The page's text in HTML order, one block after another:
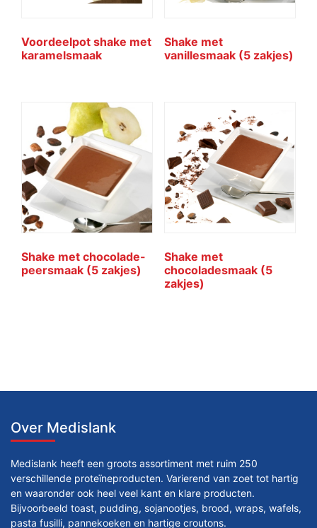
Voordeelpot shake met
karamelsmaak
Shake met
vanillesmaak (5 zakjes)
Shake met chocolade-
peersmaak (5 zakjes)
Shake met
chocoladesmaak (5
zakjes)
Over Medislank
Medislank heeft een groots assortiment met ruim 250
verschillende proteïneproducten. Varierend van zoet tot hartig
en waaronder ook heel veel kant en klare producten.
Bijvoorbeeld toast, pudding, sojanootjes, brood, wraps, wafels,
pasta fusilli, pannekoeken en hartige croutons.